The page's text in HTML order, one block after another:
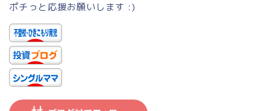
ポチっと応援お願いします :)